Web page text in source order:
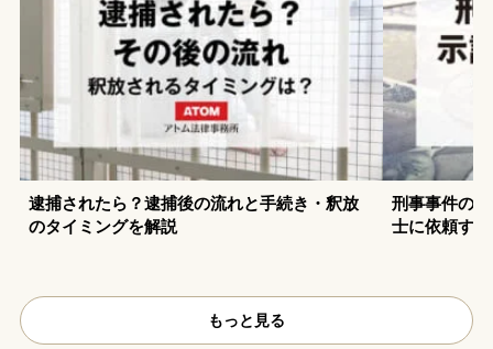
逮捕されたら？逮捕後の流れと手続き・釈放
のタイミングを解説
刑事事件の
士に依頼す
もっと見る